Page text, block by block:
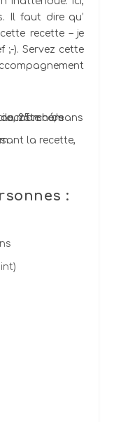
Il faut dire qu’
recette – je
;-). Servez cette
: